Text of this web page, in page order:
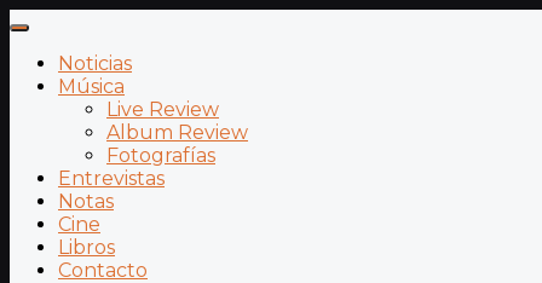
Noticias
Música
Live Review
Album Review
Fotografías
Entrevistas
Notas
Cine
Libros
Contacto